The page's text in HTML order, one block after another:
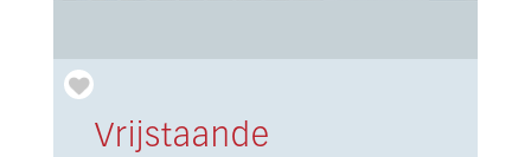
Vrijstaande